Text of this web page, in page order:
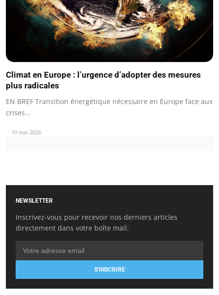
Climat en Europe : l’urgence d’adopter des mesures
plus radicales
EN BREF Transition énergétique nécessaire en Europe face aux
crises…
10 mai 2026
NEWSLETTER
Inscrivez-vous pour recevoir nos derniers articles
directement dans votre boîte mail.
S'INSCRIRE